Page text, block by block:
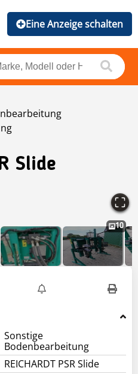
Eine Anzeige schalten
Slide
10
Sonstige
Bodenbearbeitung
REICHARDT PSR Slide